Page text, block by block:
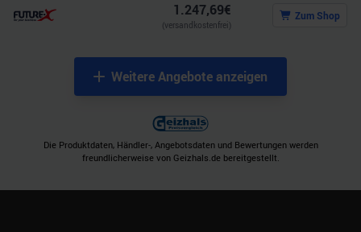
1.247,69€
(versandkostenfrei)
Zum Shop
Weitere Angebote anzeigen
Die Produktdaten, Händler-, Angebotsdaten und Bewertungen werden
freundlicherweise von Geizhals.de bereitgestellt.